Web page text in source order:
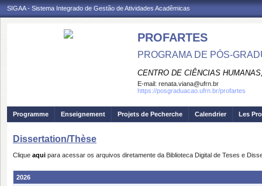
SIGAA - Sistema Integrado de Gestão de Atividades Acadêmicas
PROFARTES
PROGRAMA DE PÓS-
CENTRO DE CIÊNCIAS
E-mail: renata.viana@ufrn.br
https://posgraduacao.ufrn.br/profartes
Programme Enseignement Projets de Pecherche Calendrier Les
Dissertation/Thèse
Clique aqui para acessar os arquivos diretamente da Biblioteca Digital de Teses e
2026